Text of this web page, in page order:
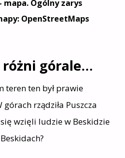
mapa. Ogólny zarys
OpenStreetMaps
górale…
teren ten był prawie
rządziła Puszcza
wzięli ludzie w Beskidzie